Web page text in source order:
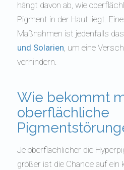
hängt davon ab, wie
Pigment in der Haut liegt.
Maßnahmen ist jedenfalls das
und Solarien , um eine
verhindern.
Wie bekommt
oberflächliche
Je oberflächlicher die
größer ist die Chance auf ein